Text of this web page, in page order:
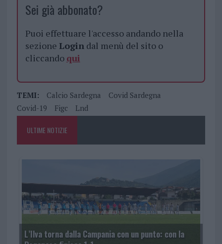
Sei già abbonato?
Puoi effettuare l'accesso andando nella
sezione Logindal menù del sito o
cliccando qui
TEMI: Calcio Sardegna
Covid Sardegna
Covid-19
Figc Lnd
ULTIME NOTIZIE
L’Ilva torna dalla Campania con un punto: con la